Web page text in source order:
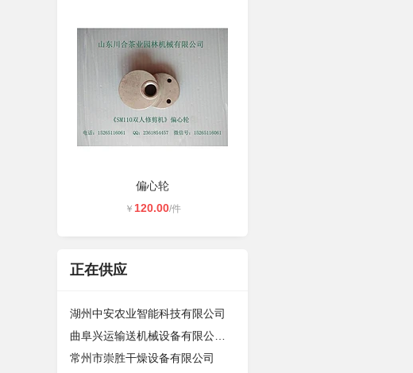
偏心轮
￥ 120.00/件
正在供应
湖州中安农业智能科技有限公司
常州市崇胜干燥设备有限公司